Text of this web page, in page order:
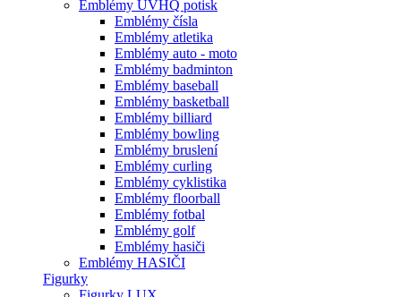
Emblémy UVHQ potisk
Emblémy čísla
Emblémy atletika
Emblémy auto - moto
Emblémy badminton
Emblémy baseball
Emblémy basketball
Emblémy billiard
Emblémy bowling
Emblémy bruslení
Emblémy curling
Emblémy cyklistika
Emblémy floorball
Emblémy fotbal
Emblémy golf
Emblémy hasiči
Emblémy HASIČI
Figurky